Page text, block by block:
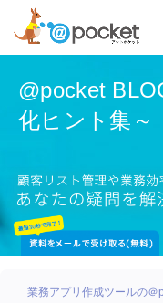
@pocket
化ヒント集～
業務アプリ作成ツールの＠